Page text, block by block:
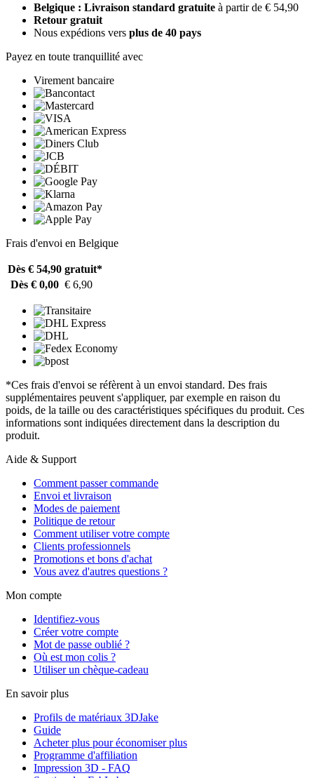
Belgique : Livraison standard gratuite à partir de € 54,90
Retour gratuit
Nous expédions vers plus de 40 pays
Payez en toute tranquillité avec
Virement bancaire
Frais d'envoi en Belgique
Dès € 54,90 gratuit*
Dès € 0,00 € 6,90
*Ces frais d'envoi se réfèrent à un envoi standard. Des frais
supplémentaires peuvent s'appliquer, par exemple en raison du
poids, de la taille ou des caractéristiques spécifiques du produit. Ces
informations sont indiquées directement dans la description du
produit.
Aide & Support
Comment passer commande
Envoi et livraison
Modes de paiement
Politique de retour
Comment utiliser votre compte
Clients professionnels
Promotions et bons d'achat
Vous avez d'autres questions ?
Mon compte
Identifiez-vous
Créer votre compte
Mot de passe oublié ?
Où est mon colis ?
Utiliser un chèque-cadeau
En savoir plus
Profils de matériaux 3DJake
Guide
Acheter plus pour économiser plus
Programme d'affiliation
Impression 3D - FAQ